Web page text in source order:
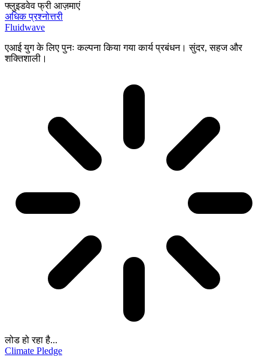
फ्लुइडवेव फ्री आज़माएं
अधिक प्रश्नोत्तरी
Fluidwave
एआई युग के लिए पुनः कल्पना किया गया कार्य प्रबंधन। सुंदर, सहज और
शक्तिशाली।
लोड हो रहा है...
Climate Pledge